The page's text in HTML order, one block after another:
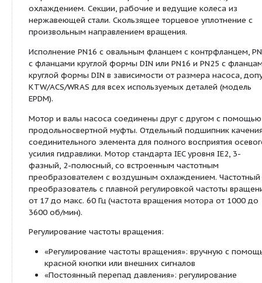
HzI
КПД мотораηm 50%
81,0 %
КПД мотораηm 75%
84,0 %
КПД мотораη m 100% 85,5 %
Мощность:
Температура
перекачиваемой жидкостиT
-15...+120 °C
Температура окружающей
среды, макс.T
50 °C
Номинальное давление
PN 16 бар
Входное давление макс.H
10 бар
Максимальное рабочее
давлениеp
16 бар
Описание: